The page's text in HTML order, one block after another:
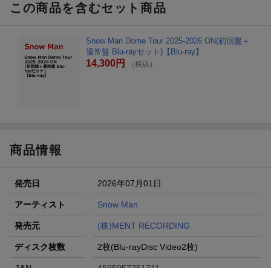
この商品を含むセット商品
Snow Man Dome Tour 2025-2026 ON(初回盤＋
通常盤 Blu-rayセット)【Blu-ray】
14,300円 （税込）
商品情報
発売日 2026年07月01日
アーティスト Snow Man
発売元 (株)MENT RECORDING
ディスク枚数 2枚(Blu-rayDisc Video2枚)